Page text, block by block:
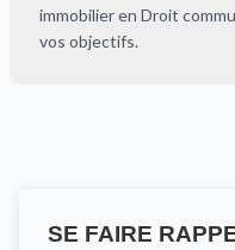
immobilier en Droit
vos objectifs.
SE FAIRE